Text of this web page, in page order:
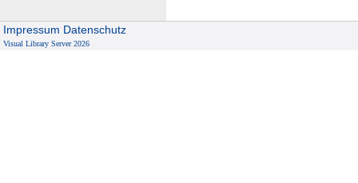
Impressum Datenschutz
Visual Library Server 2026